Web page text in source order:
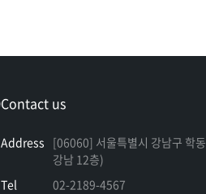
Contact us
Address [06060] 서울특별시 강남구 학
강남 12층)
Tel
02-2189-4567